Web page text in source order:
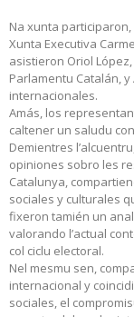
Na xunta
Xunta Executiva
asistieron Oriol
Parlamentu Catalán,
internacionales.
Amás, los
caltener un saludu
Demientres
opiniones sobro les
Catalunya,
sociales y culturales
fixeron tamién un
valorando l’actual
col ciclu electoral.
Nel mesmu sen,
internacional y
sociales, el